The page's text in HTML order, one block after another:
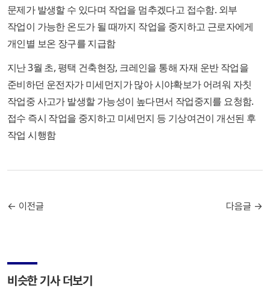
문제가 발생할 수 있다며 작업을 멈추겠다고 접수함. 외부
작업이 가능한 온도가 될 때까지 작업을 중지하고 근로자에게
개인별 보온 장구를 지급함
지난 3월 초, 평택 건축현장, 크레인을 통해 자재 운반 작업을
준비하던 운전자가 미세먼지가 많아 시야확보가 어려워 자칫
작업중 사고가 발생할 가능성이 높다면서 작업중지를 요청함.
접수 즉시 작업을 중지하고 미세먼지 등 기상여건이 개선된 후
작업 시행함
← 이전글 다음글 →
비슷한 기사 더보기